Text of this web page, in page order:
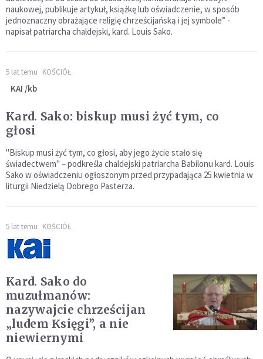
naukowej, publikuje artykuł, książkę lub oświadczenie, w sposób
jednoznaczny obrażające religię chrześcijańską i jej symbole” -
napisał patriarcha chaldejski, kard. Louis Sako.
5 lat temu KOŚCIÓŁ
KAI /kb
Kard. Sako: biskup musi żyć tym, co
głosi
"Biskup musi żyć tym, co głosi, aby jego życie stało się
świadectwem" – podkreśla chaldejski patriarcha Babilonu kard. Louis
Sako w oświadczeniu ogłoszonym przed przypadająca 25 kwietnia w
liturgii Niedzielą Dobrego Pasterza.
5 lat temu KOŚCIÓŁ
Kard. Sako do
muzułmanów:
nazywajcie chrześcijan
„ludem Księgi”, a nie
niewiernymi